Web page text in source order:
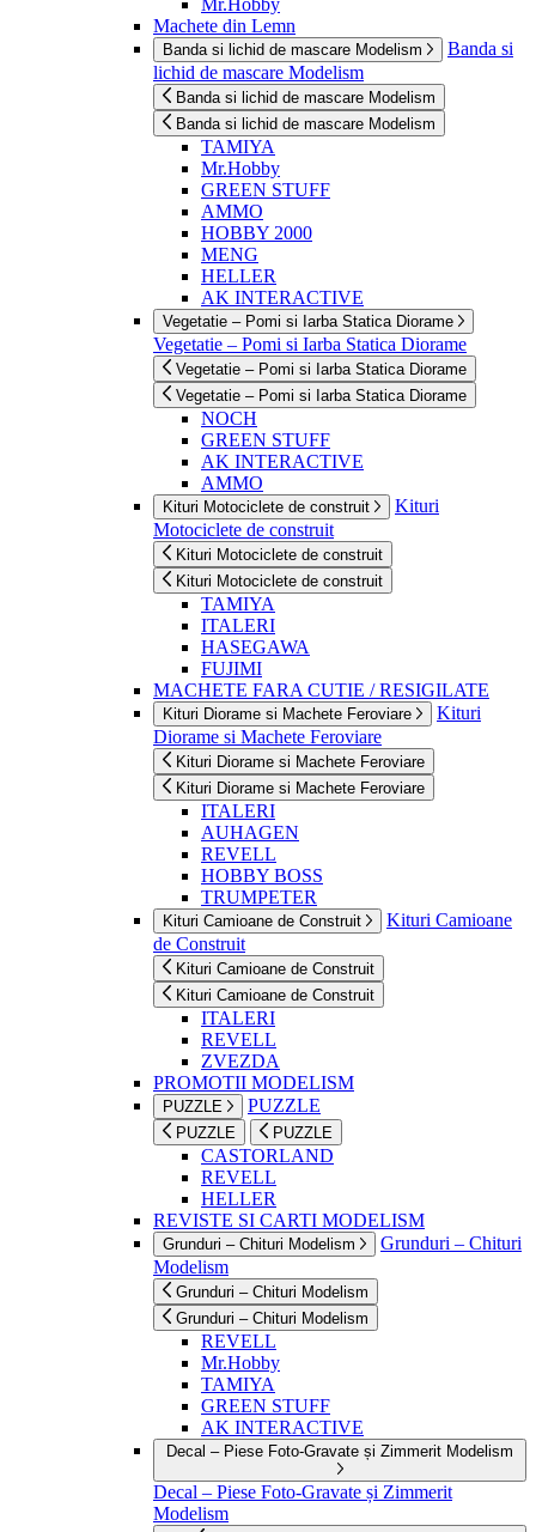
Mr.Hobby
Machete din Lemn
Banda si lichid de mascare Modelism
Banda si
lichid de mascare Modelism
Banda si lichid de mascare Modelism
Banda si lichid de mascare Modelism
TAMIYA
Mr.Hobby
GREEN STUFF
AMMO
HOBBY 2000
MENG
HELLER
AK INTERACTIVE
Vegetatie – Pomi si Iarba Statica Diorame
Vegetatie – Pomi si Iarba Statica Diorame
Vegetatie – Pomi si Iarba Statica Diorame
Vegetatie – Pomi si Iarba Statica Diorame
NOCH
GREEN STUFF
AK INTERACTIVE
AMMO
Kituri Motociclete de construit
Kituri
Motociclete de construit
Kituri Motociclete de construit
Kituri Motociclete de construit
TAMIYA
ITALERI
HASEGAWA
FUJIMI
MACHETE FARA CUTIE / RESIGILATE
Kituri Diorame si Machete Feroviare
Kituri
Diorame si Machete Feroviare
Kituri Diorame si Machete Feroviare
Kituri Diorame si Machete Feroviare
ITALERI
AUHAGEN
REVELL
HOBBY BOSS
TRUMPETER
Kituri Camioane de Construit
Kituri Camioane
de Construit
Kituri Camioane de Construit
Kituri Camioane de Construit
ITALERI
REVELL
ZVEZDA
PROMOTII MODELISM
PUZZLE PUZZLE
PUZZLE PUZZLE
CASTORLAND
REVELL
HELLER
REVISTE SI CARTI MODELISM
Grunduri – Chituri Modelism
Grunduri – Chituri
Modelism
Grunduri – Chituri Modelism
Grunduri – Chituri Modelism
REVELL
Mr.Hobby
TAMIYA
GREEN STUFF
AK INTERACTIVE
Decal – Piese Foto-Gravate și Zimmerit Modelism
Decal – Piese Foto-Gravate și Zimmerit
Modelism